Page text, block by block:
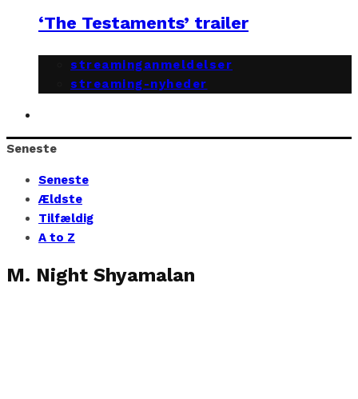
‘The Testaments’ trailer
streaminganmeldelser
streaming-nyheder
Seneste
Seneste
Ældste
Tilfældig
A to Z
M. Night Shyamalan